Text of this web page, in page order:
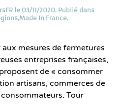
le 03/11/2020. Publié dans
,Made In France.
aux mesures de fermetures
entreprises françaises,
de « consommer
artisans, commerces de
Tour